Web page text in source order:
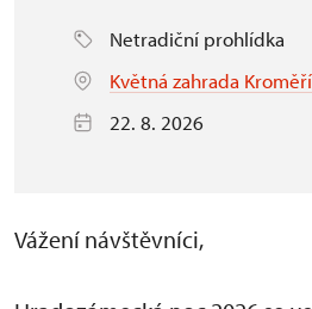
Netradiční prohlídka
Květná zahrada
22. 8. 2026
Vážení návštěvníci,